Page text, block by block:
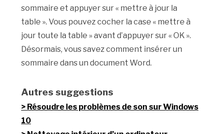
sommaire et appuyer sur « mettre à jour la
table ». Vous pouvez cocher la case « mettre à
jour toute la table » avant d’appuyer sur « OK ».
Désormais, vous savez comment insérer un
sommaire dans un document Word.
Autres suggestions
Résoudre les problèmes de son sur Windows
10